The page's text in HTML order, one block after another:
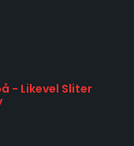
- Likevel Sliter